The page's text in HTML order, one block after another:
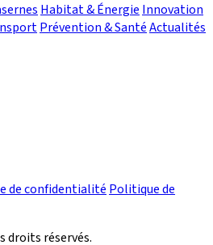
Habitat & ÉnergieInnovation
Prévention & SantéActualités
de confidentialité Politique de
droits réservés.